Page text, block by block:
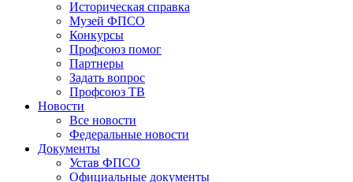
Историческая справка
Музей ФПСО
Конкурсы
Профсоюз помог
Партнеры
Задать вопрос
Профсоюз ТВ
Новости
Все новости
Федеральные новости
Документы
Устав ФПСО
Официальные документы